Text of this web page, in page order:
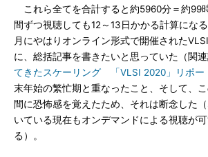
これら全てを合計すると約5960分＝約99
間ずつ視聴しても12～13日かかる計算にな
月にやはりオンライン形式で開催された
に、総括記事を書きたいと思っていた（関
てきたスケーリング 「VLSI 2020」リポー
末年始の繁忙期と重なったこと、そして、
間に恐怖感を覚えたため、それは断念した
いている現在もオンデマンドによる視聴が
る）。